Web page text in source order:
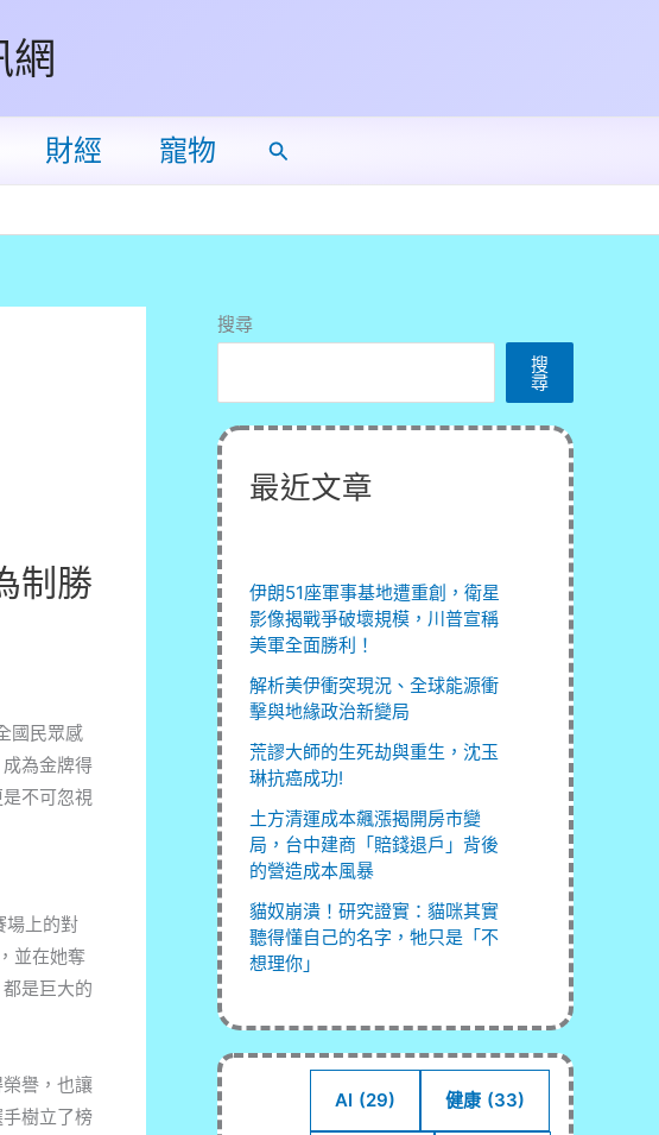
網
財經 寵物
搜
制勝
國民眾感
為金牌得
不可忽視
場上的對
並在她奪
是巨大的
譽，也讓
樹立了榜
搜尋
搜
尋
最近文章
伊朗51座軍事基地遭重創，衛星
影像揭戰爭破壞規模，川普宣稱
美軍全面勝利！
解析美伊衝突現況、全球能源衝
擊與地緣政治新變局
荒謬大師的生死劫與重生，沈玉
琳抗癌成功!
土方清運成本飆漲揭開房市變
局，台中建商「賠錢退戶」背後
的營造成本風暴
貓奴崩潰！研究證實：貓咪其實
聽得懂自己的名字，牠只是「不
想理你」
AI (29) 健康 (33)